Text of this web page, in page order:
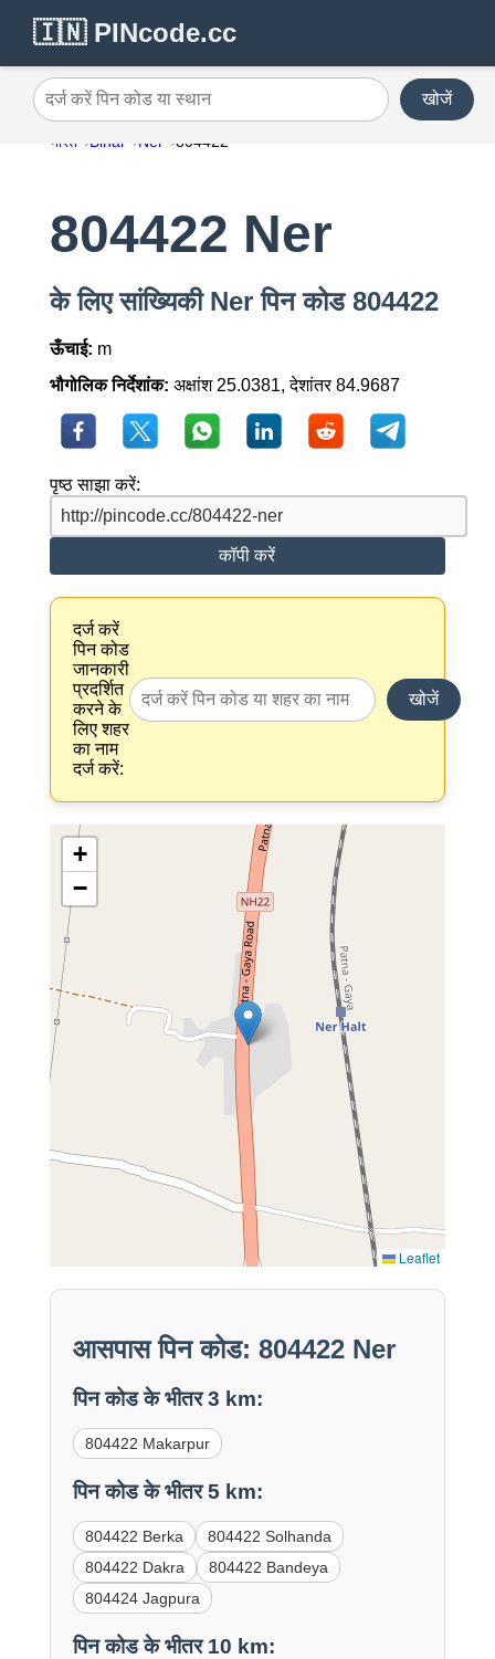
🇮🇳 PINcode.cc
दर्ज करें पिन कोड या स्थान खोजें
भारत Bihar Ner 804422
804422 Ner
के लिए सांख्यिकी Ner पिन कोड 804422
ऊँचाई: m
भौगोलिक निर्देशांक: अक्षांश 25.0381, देशांतर 84.9687
पृष्ठ साझा करें:
कॉपी करें
दर्ज करें
पिन कोड
जानकारी
प्रदर्शित
करने के
लिए शहर
का नाम
दर्ज करें:
खोजें
+
−
Leaflet
आसपास पिन कोड: 804422 Ner
पिन कोड के भीतर 3 km:
804422 Makarpur
पिन कोड के भीतर 5 km:
804422 Berka
804422 Solhanda
804422 Dakra
804422 Bandeya
804424 Jagpura
पिन कोड के भीतर 10 km: